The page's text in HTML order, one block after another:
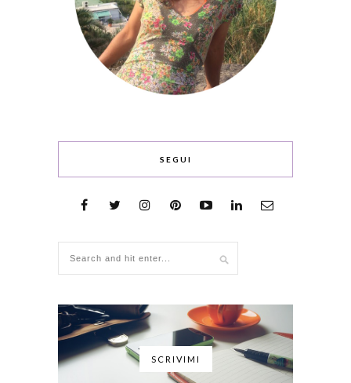
SEGUI
SCRIVIMI